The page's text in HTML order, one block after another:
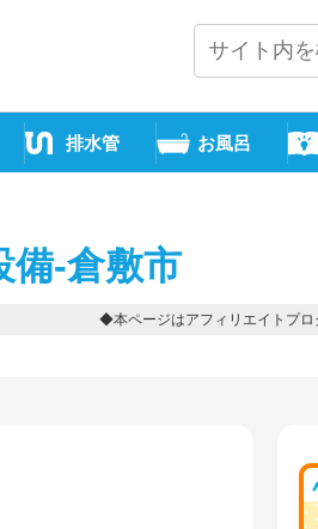
排水管 お風呂
備-倉敷市
◆本ページはアフィリエイトプロ